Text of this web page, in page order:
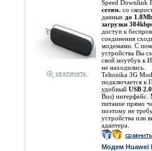
Speed Downlink
сетям.cо
данных до
загрузки
доступ к
соединения
модемами. С
устройства Вы
свой ноутбук к
не находились.
Teltonika 3G
подключается к
удобный USB
Bus) интерфейс.
питание прямо
поэтому не
устройства или
адаптера.
Модем Huawei